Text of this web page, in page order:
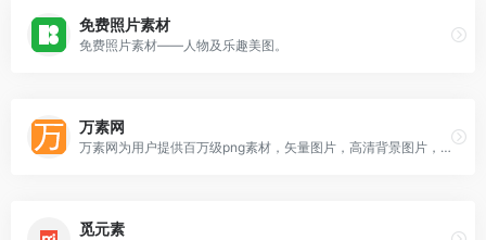
免费照片素材
免费照片素材——人物及乐趣美图。
万素网
万素网为用户提供百万级png素材，矢量图片，高清背景图片，psd模板和正版摄影图等免费下载服务
觅元素